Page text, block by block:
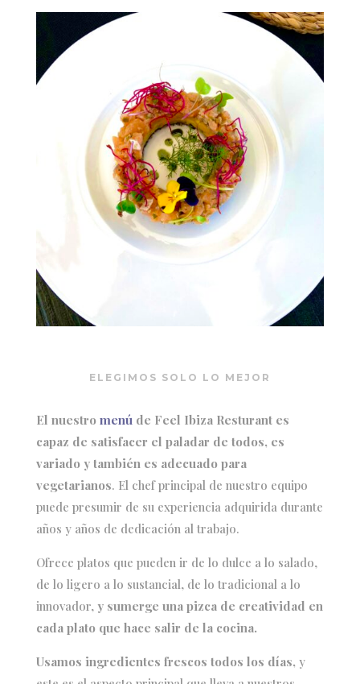
ELEGIMOS SOLO LO MEJOR
El nuestro menú de Feel Ibiza Resturant es
capaz de satisfacer el paladar de todos, es
variado y también es adecuado para
vegetarianos. El chef principal de nuestro equipo
puede presumir de su experiencia adquirida durante
años y años de dedicación al trabajo.
Ofrece platos que pueden ir de lo dulce a lo salado,
de lo ligero a lo sustancial, de lo tradicional a lo
innovador, y sumerge una pizca de creatividad en
cada plato que hace salir de la cocina.
Usamos ingredientes frescos todos los días, y